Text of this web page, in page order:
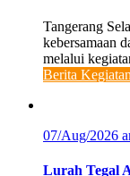
Tangerang
kebersamaan
melalui
Berita Kegiatan
07/Aug/2026
Lurah Tegal